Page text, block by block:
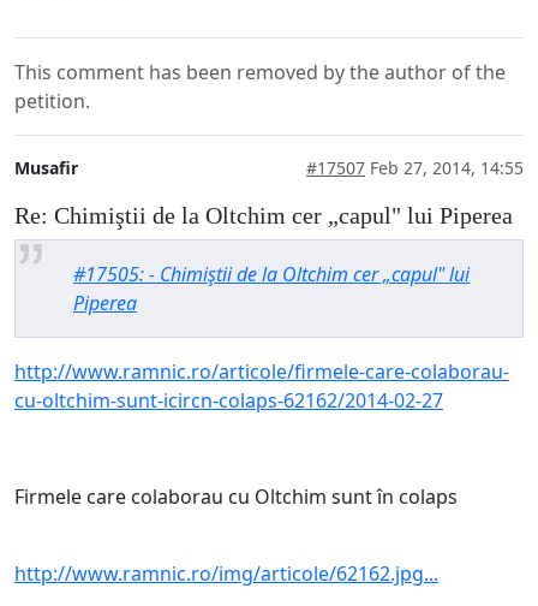
This comment has been removed by the author of the
petition.
Musafir #17507 Feb 27, 2014, 14:55
Re: Chimiştii de la Oltchim cer „capul" lui Piperea
#17505: - Chimiştii de la Oltchim cer „capul" lui
Piperea
http://www.ramnic.ro/articole/firmele-care-colaborau-
cu-oltchim-sunt-icircn-colaps-62162/2014-02-27
Firmele care colaborau cu Oltchim sunt în colaps
http://www.ramnic.ro/img/articole/62162.jpg...